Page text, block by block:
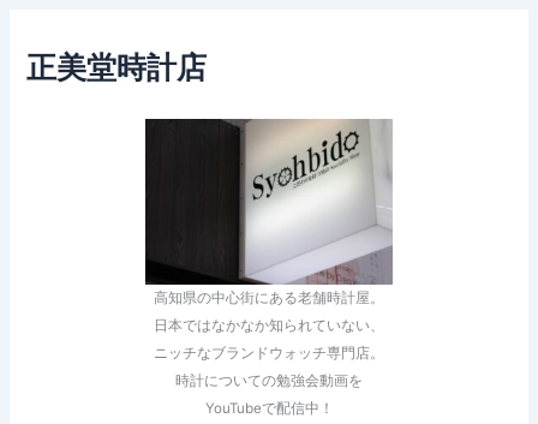
正美堂時計店
高知県の中心街にある老舗時計屋。
日本ではなかなか知られていない、
ニッチなブランドウォッチ専門店。
時計についての勉強会動画を
YouTubeで配信中！